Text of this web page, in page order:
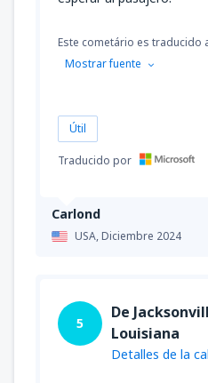
Carlond
USA,Diciembre 2024
Este cometário es traducido
Mostrar fuente
Útil
Traducido por
5
De
Louisiana
Detalles de la